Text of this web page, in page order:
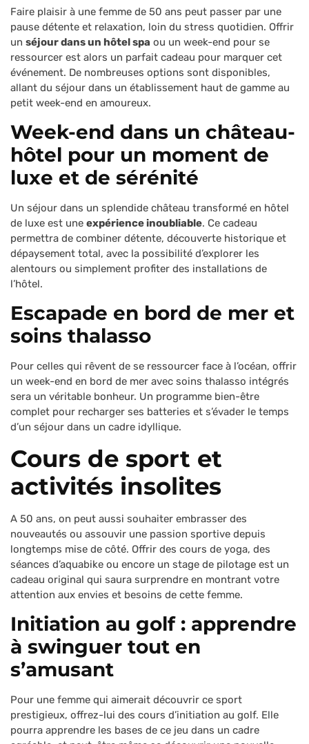
Faire plaisir à une femme de 50 ans peut passer par une
pause détente et relaxation, loin du stress quotidien. Offrir
un séjour dans un hôtel spa ou un week-end pour se
ressourcer est alors un parfait cadeau pour marquer cet
événement. De nombreuses options sont disponibles,
allant du séjour dans un établissement haut de gamme au
petit week-end en amoureux.
Week-end dans un château-
hôtel pour un moment de
luxe et de sérénité
Un séjour dans un splendide château transformé en hôtel
de luxe est une expérience inoubliable. Ce cadeau
permettra de combiner détente, découverte historique et
dépaysement total, avec la possibilité d’explorer les
alentours ou simplement profiter des installations de
l’hôtel.
Escapade en bord de mer et
soins thalasso
Pour celles qui rêvent de se ressourcer face à l’océan, offrir
un week-end en bord de mer avec soins thalasso intégrés
sera un véritable bonheur. Un programme bien-être
complet pour recharger ses batteries et s’évader le temps
d’un séjour dans un cadre idyllique.
Cours de sport et
activités insolites
A 50 ans, on peut aussi souhaiter embrasser des
nouveautés ou assouvir une passion sportive depuis
longtemps mise de côté. Offrir des cours de yoga, des
séances d’aquabike ou encore un stage de pilotage est un
cadeau original qui saura surprendre en montrant votre
attention aux envies et besoins de cette femme.
Initiation au golf : apprendre
à swinguer tout en
s’amusant
Pour une femme qui aimerait découvrir ce sport
prestigieux, offrez-lui des cours d’initiation au golf. Elle
pourra apprendre les bases de ce jeu dans un cadre